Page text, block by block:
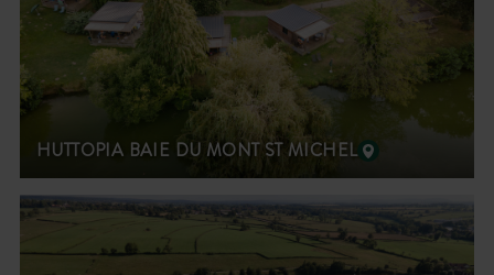
HUTTOPIA BAIE DU MONT ST MICHEL